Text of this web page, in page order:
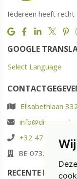
Iedereen heeft
GOOGLE
Select Language
Elisabethlaan
info@diaspoor.be
+32 476 88 05 37
BE 0732.580.523
RECENTE POSTS